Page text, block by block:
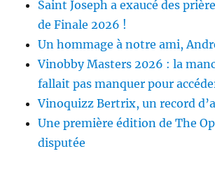
Saint Joseph a exaucé des
de Finale 2026 !
Un hommage à notre ami,
Vinobby Masters 2026 : la
fallait pas manquer pour
Vinoquizz Bertrix, un record
Une première édition de The
disputée